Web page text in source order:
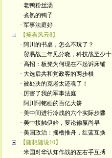
· 老鸭粉丝汤
· 煮熟的鸭子
· 军事法庭好
【笑看风云8】
· 阿川的书桌，怎么不玩了？
· 贸易战三年见分晓，科技战至少十
· 高招：板凳为何现在不起诉床铺
· 大选后共和党政客的两步棋
· 被处决的克老太还魂了！
· 厉害了我的军事法庭
· 阿川阿铭画的百亿大饼
· 美中间进行冷战的六个实际步骤
· 美中接触伊始，要论输赢尚早
· 美国政治：摇橹推舟，红蓝互换
【随想随说10】
· 米国对华认知作战的左右手互搏